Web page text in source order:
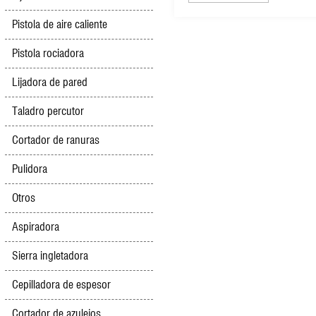
Pistola de aire caliente
Pistola rociadora
Lijadora de pared
Taladro percutor
Cortador de ranuras
Pulidora
Otros
Aspiradora
Sierra ingletadora
Cepilladora de espesor